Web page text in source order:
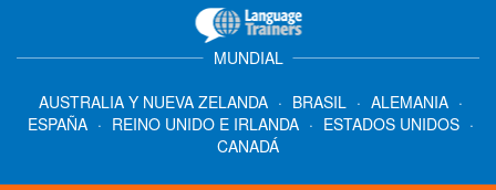
MUNDIAL
AUSTRALIA Y NUEVA ZELANDA · BRASIL · ALEMANIA ·
ESPAÑA · REINO UNIDO E IRLANDA · ESTADOS UNIDOS ·
CANADÁ